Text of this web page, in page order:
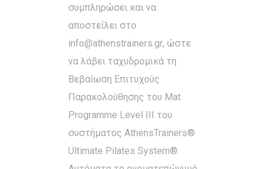
συμπληρώσει και να
αποστείλει στο
info@athenstrainers.gr, ώστε
να λάβει ταχυδρομικά τη
Βεβαίωση Επιτυχούς
Παρακολούθησης του Mat
Programme Level IIΙ του
συστήματος AthensTrainers®
Ultimate Pilates System®.